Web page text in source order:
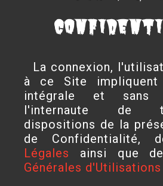
La connexion,
à ce Site impliquent
intégrale et sans
l'internaute de
dispositions de la
de Confidentialité,
Légales ainsi que
Générales d'Utilisations